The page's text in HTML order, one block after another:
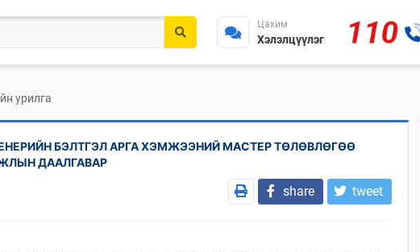
Цахим
Хэлэлцүүлэг
урилга
БЭЛТГЭЛ АРГА ХЭМЖЭЭНИЙ МАСТЕР ТӨЛӨВЛӨГӨӨ
ДААЛГАВАР
share tweet